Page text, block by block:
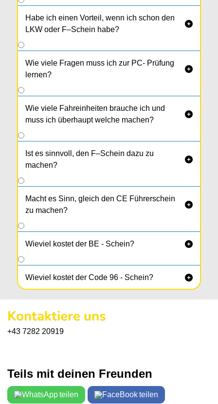
Habe ich einen Vorteil, wenn ich schon den
LKW oder F–Schein habe?

Wie viele Fragen muss ich zur PC- Prüfung
lernen?

Wie viele Fahreinheiten brauche ich und
muss ich überhaupt welche machen?

Ist es sinnvoll, den F–Schein dazu zu
machen?

Macht es Sinn, gleich den CE Führerschein
zu machen?

Wieviel kostet der BE - Schein? 
Wieviel kostet der Code 96 - Schein? 
Kontaktiere uns
+43 7282 20919
Teils mit deinen Freunden
teilen teilen